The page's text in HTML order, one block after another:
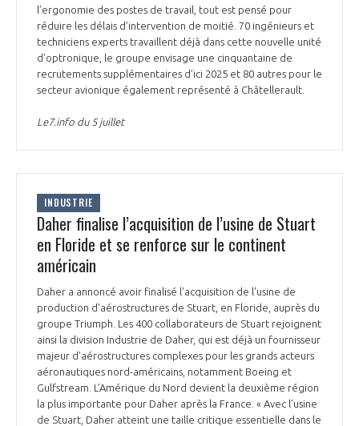
LA MÉDIATION AU-DELÀ DE LA FILIÈRE AÉRONAUTIQUE ET SPATIALE
PRENDRE CONTACT AVEC LE MÉDIATEUR DE LA FILIÈRE
LES ENJEUX
COMPÉTITIVITÉ
EMPLOI & FORMATION
INNOVATION
INTERNATIONALISATION
LES PUBLICATIONS
DOCUMENTS & BROCHURES
RAPPORTS D'ACTIVITÉS
l’ergonomie des postes de travail, tout est pensé pour
réduire les délais d’intervention de moitié. 70 ingénieurs et
techniciens experts travaillent déjà dans cette nouvelle unité
d’optronique, le groupe envisage une cinquantaine de
recrutements supplémentaires d’ici 2025 et 80 autres pour le
secteur avionique également représenté à Châtellerault.
Le7.info du 5 juillet
INDUSTRIE
Daher finalise l’acquisition de l’usine de Stuart
en Floride et se renforce sur le continent
américain
Daher a annoncé avoir finalisé l'acquisition de l'usine de
production d'aérostructures de Stuart, en Floride, auprès du
groupe Triumph. Les 400 collaborateurs de Stuart rejoignent
ainsi la division Industrie de Daher, qui est déjà un fournisseur
majeur d’aérostructures complexes pour les grands acteurs
aéronautiques nord-américains, notamment Boeing et
Gulfstream. L’Amérique du Nord devient la deuxième région
la plus importante pour Daher après la France. « Avec l’usine
de Stuart, Daher atteint une taille critique essentielle dans le